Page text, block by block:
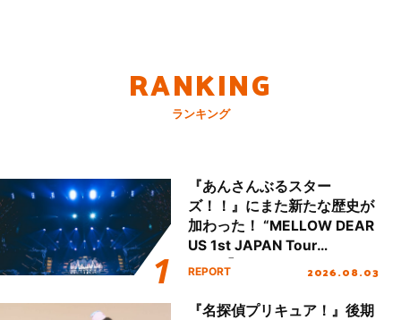
RANKING
ランキング
『あんさんぶるスター
ズ！！』にまた新たな歴史が
加わった！ “MELLOW DEAR
US 1st JAPAN Tour
Final「NICE to meet YOU
ート!!
REPORT 2026.08.03
『名探偵プリキュア！』後期